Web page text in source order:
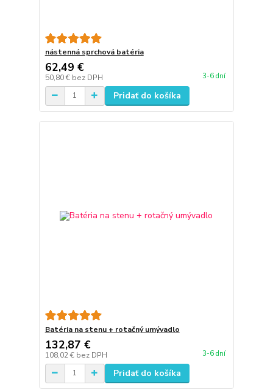
nástenná sprchová batéria
62,49 €
50,80 € bez DPH 3-6 dní
Pridať do košíka
Batéria na stenu + rotačný umývadlo
132,87 €
108,02 € bez DPH 3-6 dní
Pridať do košíka